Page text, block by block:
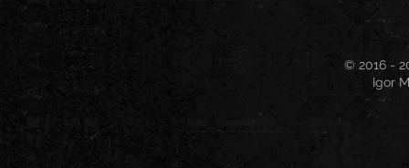
© 2016 -
Igor